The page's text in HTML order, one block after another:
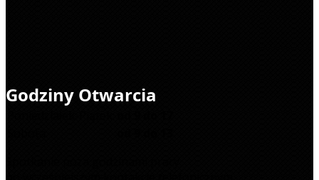
Godziny Otwarcia